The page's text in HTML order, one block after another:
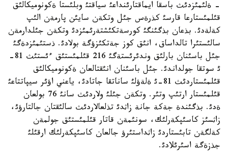
- ةلئمئزدئث باسقا ايماقتارئنداعئ سياقتئ وبلئستا ةكونوميكالئق
قئلمئستارعا قارسئ كذرةس جئل وتكةن سايئن پارمةن الئپ
كةلةدئ. بذعان بذگئنگئ كورسةتكئشتةرئمئزدئ وتكةن جئلدارمةن
سالئستئرا تالداساق، انئق كوز جةتكئزؤگة بولادئ. ذستئمئزدةگئ
جئل باسئنان بارلئق وندئرئستةگئ 216 قئلمئستئق ءئستئث 81-
ئ سوتقا جولداندئ. جئل باسئنان انئقتالعان ةكونوميكالئق
قئلمئستاردئث 81-ئ ةلةؤلئ ساناتقا جاتادئ، ياعني اؤئر سيپاتتاعئ
قئلمئستار ارتئپ وتئر. وتكةن جئلئ ولاردئث سانئ 76 بولعان
ةدئ. بذگئندة جةكة جانة زاثدئ تذلعالاردئث سالئقتان جالتارؤئ،
زاثسئز كاسئپكةرلئك، سونئمةن قاتار قئلمئستئق جولمةن
كةلگةن تابئستاردئ زاثداستئرؤ جالعان كاسئپكةرلئك ارقئلئ
جذزةگة اسئرئلادئ.